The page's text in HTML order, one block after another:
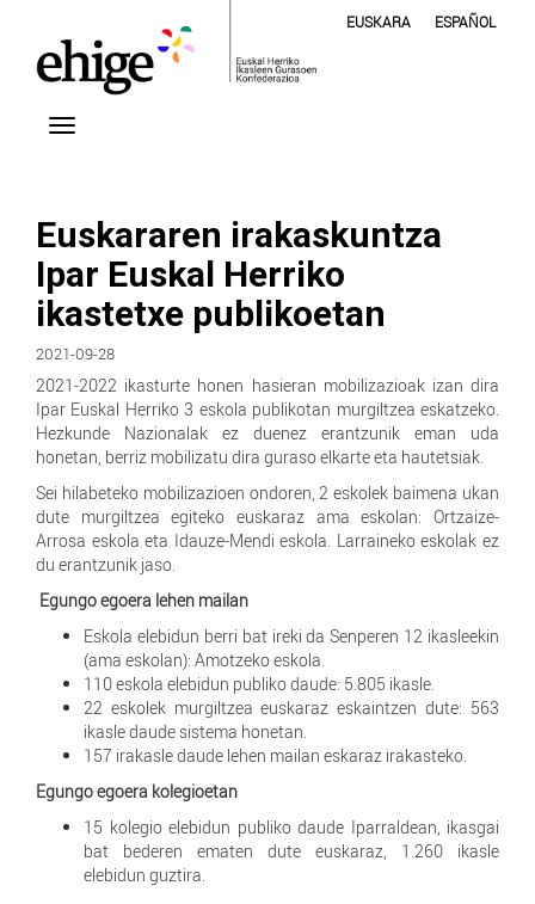
EUSKARA ESPAÑOL
Euskararen irakaskuntza
Ipar Euskal Herriko
ikastetxe publikoetan
2021-09-28
2021-2022 ikasturte honen hasieran mobilizazioak izan dira
Ipar Euskal Herriko 3 eskola publikotan murgiltzea eskatzeko.
Hezkunde Nazionalak ez duenez erantzunik eman uda
honetan, berriz mobilizatu dira guraso elkarte eta hautetsiak.
Sei hilabeteko mobilizazioen ondoren, 2 eskolek baimena ukan
dute murgiltzea egiteko euskaraz ama eskolan: Ortzaize-
Arrosa eskola eta Idauze-Mendi eskola. Larraineko eskolak ez
du erantzunik jaso.
Egungo egoera lehen mailan
Eskola elebidun berri bat ireki da Senperen 12 ikasleekin
(ama eskolan): Amotzeko eskola.
110 eskola elebidun publiko daude: 5.805 ikasle.
22 eskolek murgiltzea euskaraz eskaintzen dute: 563
ikasle daude sistema honetan.
157 irakasle daude lehen mailan eskaraz irakasteko.
Egungo egoera kolegioetan
15 kolegio elebidun publiko daude Iparraldean, ikasgai
bat bederen ematen dute euskaraz, 1.260 ikasle
elebidun guztira.